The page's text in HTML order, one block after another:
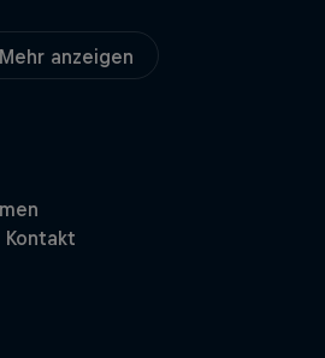
Mehr anzeigen